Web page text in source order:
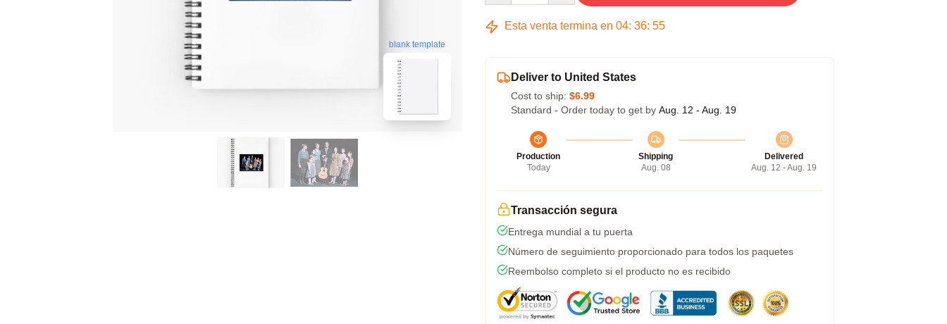
blank template
Esta venta termina en 04: 36: 54
Deliver to United States
Cost to ship: $6.99
Standard - Order today to get by Aug. 12 - Aug. 19
Production
Today
Shipping
Aug. 08
Delivered
Aug. 12 - Aug. 19
Transacción segura
Entrega mundial a tu puerta
Número de seguimiento proporcionado para todos los paquetes
Reembolso completo si el producto no es recibido